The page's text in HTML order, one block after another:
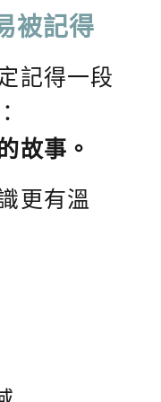
被記得
記得一段
故事。
更有溫